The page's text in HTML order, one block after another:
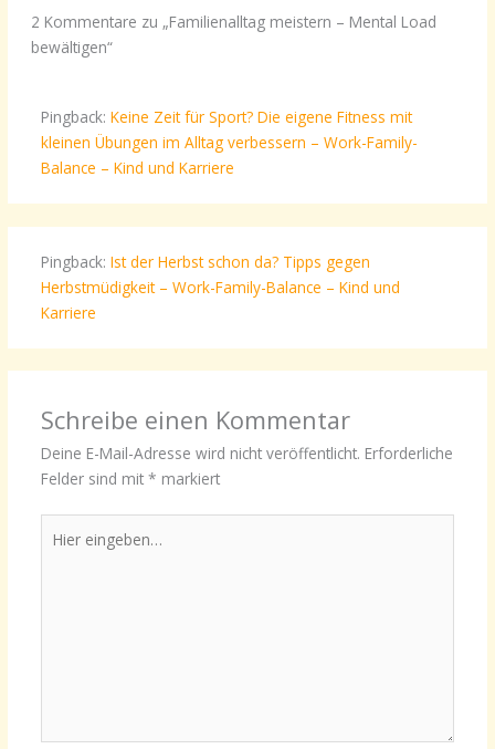
2 Kommentare zu „Familienalltag meistern – Mental Load
bewältigen“
Pingback: Keine Zeit für Sport? Die eigene Fitness mit
kleinen Übungen im Alltag verbessern – Work-Family-
Balance – Kind und Karriere
Pingback: Ist der Herbst schon da? Tipps gegen
Herbstmüdigkeit – Work-Family-Balance – Kind und
Karriere
Schreibe einen Kommentar
Deine E-Mail-Adresse wird nicht veröffentlicht. Erforderliche
Felder sind mit * markiert
eingeben…